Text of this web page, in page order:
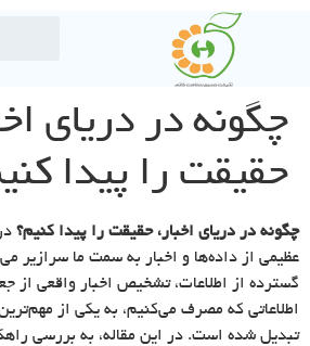
چگونه در دریای
حقیقت را پیدا
چگونه در دریای اخبار، حقیقت را پیدا کنیم؟
عظیمی از داده‌ها و اخبار به سمت ما سرازیر
گسترده از اطلاعات، تشخیص اخبار واقعی از
اطلاعاتی که مصرف می‌کنیم، به یکی از
تبدیل شده است. در این مقاله، به بررسی